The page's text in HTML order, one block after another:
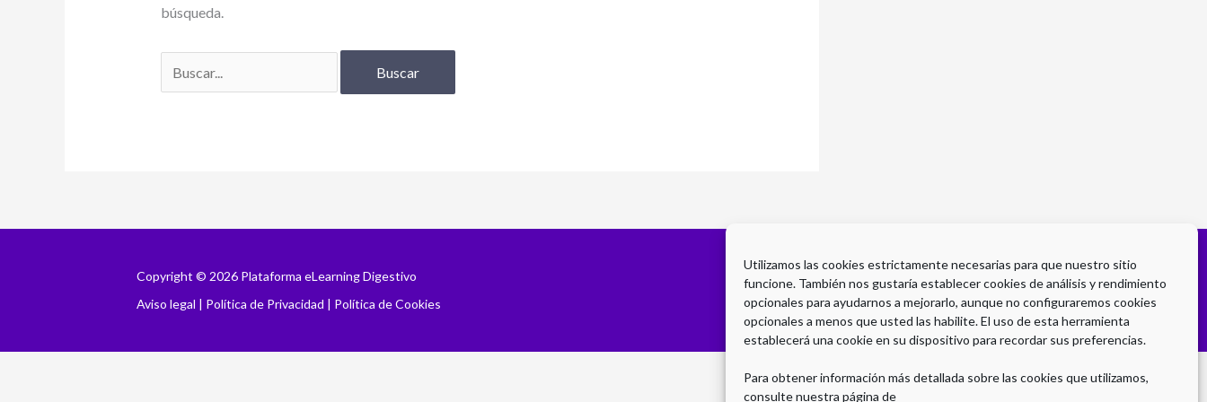
Utilizamos las cookies estrictamente necesarias para que nuestro sitio
funcione. También nos gustaría establecer cookies de análisis y rendimiento
opcionales para ayudarnos a mejorarlo, aunque no configuraremos cookies
opcionales a menos que usted las habilite. El uso de esta herramienta
establecerá una cookie en su dispositivo para recordar sus preferencias.
Para obtener información más detallada sobre las cookies que utilizamos,
consulte nuestra página de
búsqueda.
Copyright © 2026 Plataforma eLearning Digestivo
Aviso legal | Política de Privacidad | Política de Cookies